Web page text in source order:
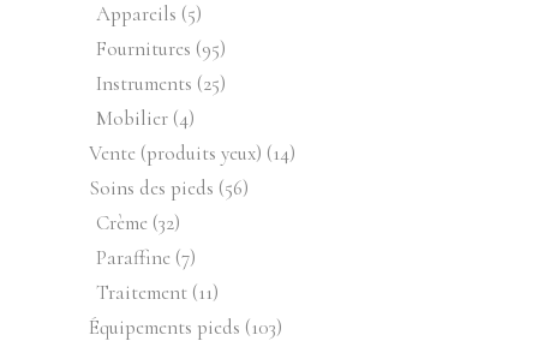
Appareils 55
produits
Fournitures 9595
produits
Instruments 2525
Mobilier 44
produits
Vente (produits yeux) 1414
Soins des pieds 5656
Crème 3232
produits
Paraffine 77
produits
Traitement 1111
produits
Équipements pieds 103103